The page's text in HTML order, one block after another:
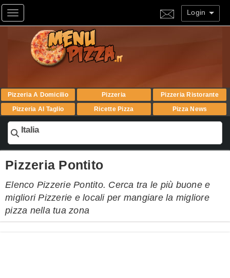
Toggle navigation Login
Pizzeria A Domicilio Pizzeria
Pizzeria Ristorante
Pizzeria Al Taglio
Ricette Pizza Pizza News
Italia
Pizzeria Pontito
Elenco Pizzerie Pontito. Cerca tra le più buone e
migliori Pizzerie e locali per mangiare la migliore
pizza nella tua zona